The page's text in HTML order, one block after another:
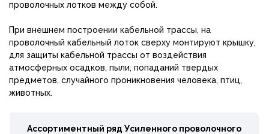
проволочных лотков между собой.
При внешнем построении кабельной трассы, на
проволочный кабельный лоток сверху монтируют крышку,
для защиты кабельной трассы от воздействия
атмосферных осадков, пыли, попаданий твердых
предметов, случайного проникновения человека, птиц,
животных.
Ассортиментный ряд Усиленного проволочного